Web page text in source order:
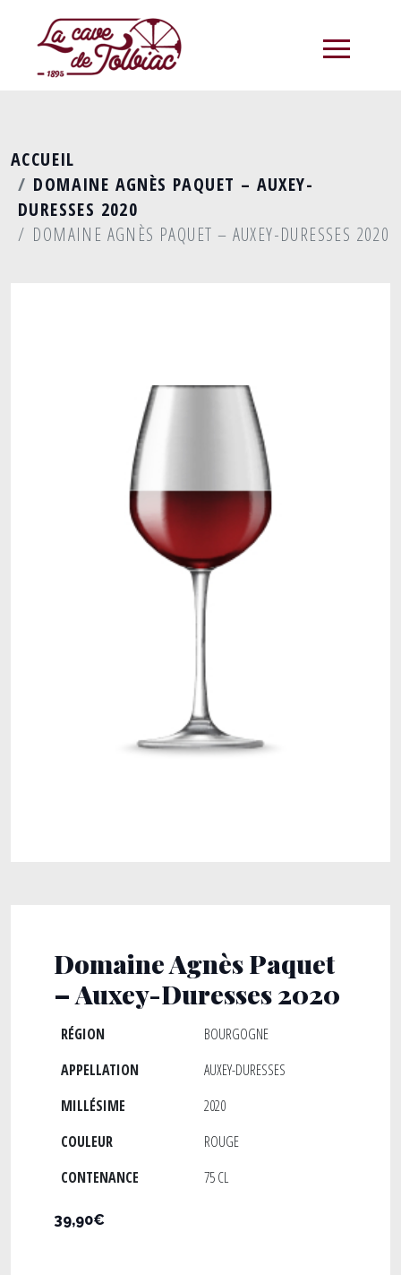
ACCUEIL
DOMAINE AGNÈS PAQUET – AUXEY-
DURESSES 2020
DOMAINE AGNÈS PAQUET – AUXEY-DURESSES 2020
Domaine Agnès Paquet
– Auxey-Duresses 2020
RÉGION
BOURGOGNE
APPELLATION
AUXEY-DURESSES
MILLÉSIME
2020
COULEUR
ROUGE
CONTENANCE
75 CL
39,90€